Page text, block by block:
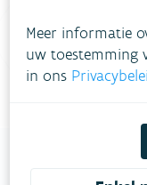
Bel gratis 1700
Meer informatie
uw toestemming
in ons